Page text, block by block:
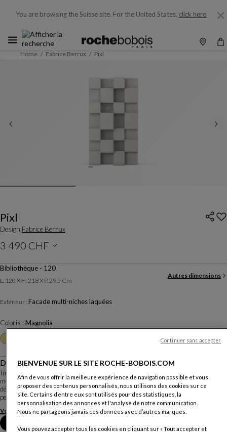
You are browsing the Suisse site. For the United States, click here
Home Fabrice Berrux Pixl
Pixl
Design Fabrice Berrux
3 490 CHF
Prix hors livraison, valable en Suisse
Bibliothèque - 120
L. 120 X H. 218 X P. 29.5 Cm
Autres dimensions
Extérieur : Facade multi-niches laquées
Coloris : Magnolia
Description
Imaginée par Fabrice Berrux, la façade de cette bibliothèque est divisée en 28
modules assemblés par décalages de profondeur. De côté comme de face, elle
dévoile une présence graphique presque sculpturale. Ces décalages
permettent de dissimuler ou de...
Voir plus Télécharger la fiche technique
BIENVENUE SUR LE SITE ROCHE-BOBOIS.COM
Afin de vous offrir la meilleure expérience de navigation possible et vous
proposer des contenus personnalisés, nous utilisons des cookies sur ce
site. Certains d’entre eux sont utilisés pour des statistiques, la
personnalisation des annonces et l'analyse de notre communication.
Nous ne partageons jamais ces données avec d’autres marques.
Vous pouvez accepter tous les cookies en cliquant sur « Tout accepter et
Continuer sans accepter